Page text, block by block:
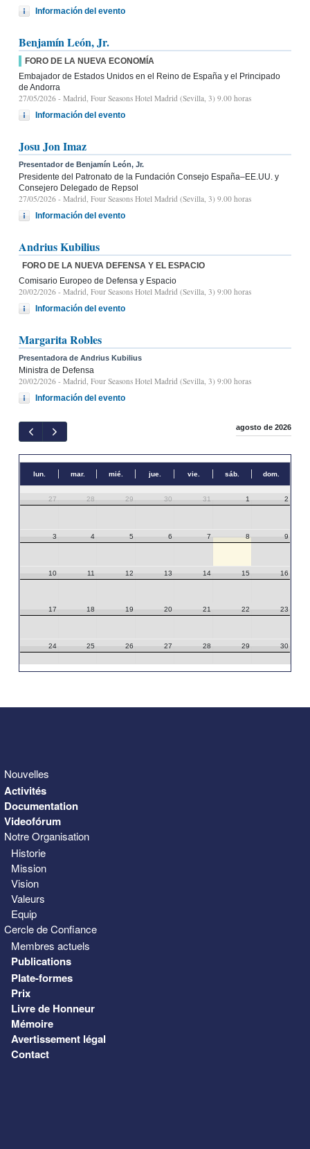
Información del evento
Benjamín León, Jr.
FORO DE LA NUEVA ECONOMÍA
Embajador de Estados Unidos en el Reino de España y el Principado
de Andorra
27/05/2026 - Madrid, Four Seasons Hotel Madrid (Sevilla, 3) 9.00 horas
Información del evento
Josu Jon Imaz
Presentador de Benjamín León, Jr.
Presidente del Patronato de la Fundación Consejo España–EE.UU. y
Consejero Delegado de Repsol
27/05/2026 - Madrid, Four Seasons Hotel Madrid (Sevilla, 3) 9.00 horas
Información del evento
Andrius Kubilius
FORO DE LA NUEVA DEFENSA Y EL ESPACIO
Comisario Europeo de Defensa y Espacio
20/02/2026 - Madrid, Four Seasons Hotel Madrid (Sevilla, 3) 9:00 horas
Información del evento
Margarita Robles
Presentadora de Andrius Kubilius
Ministra de Defensa
20/02/2026 - Madrid, Four Seasons Hotel Madrid (Sevilla, 3) 9:00 horas
Información del evento
agosto de 2026
lun. mar. mié. jue. vie. sáb. dom.
27 28 29 30 31 1 2
3 4 5 6 7 8 9
10 11 12 13 14 15 16
17 18 19 20 21 22 23
24 25 26 27 28 29 30
Nouvelles
Activités
Documentation
Videofórum
Notre Organisation
Historie
Mission
Vision
Valeurs
Equip
Cercle de Confiance
Membres actuels
Publications
Plate-formes
Prix
Livre de Honneur
Mémoire
Avertissement légal
Contact